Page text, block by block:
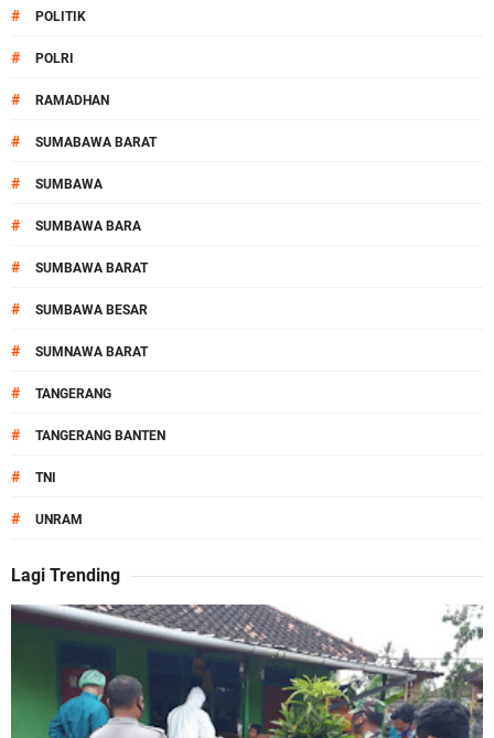
# POLITIK
# POLRI
# RAMADHAN
# SUMABAWA BARAT
# SUMBAWA
# SUMBAWA BARA
# SUMBAWA BARAT
# SUMBAWA BESAR
# SUMNAWA BARAT
# TANGERANG
# TANGERANG BANTEN
# TNI
# UNRAM
Lagi Trending